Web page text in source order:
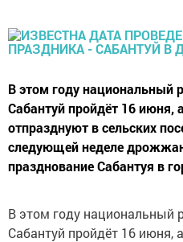
В этом году национальный
Сабантуй пройдёт 16 июня,
отпразднуют в сельских
следующей неделе
празднование Сабантуя в
В этом году национальный
Сабантуй пройдёт 16 июня,